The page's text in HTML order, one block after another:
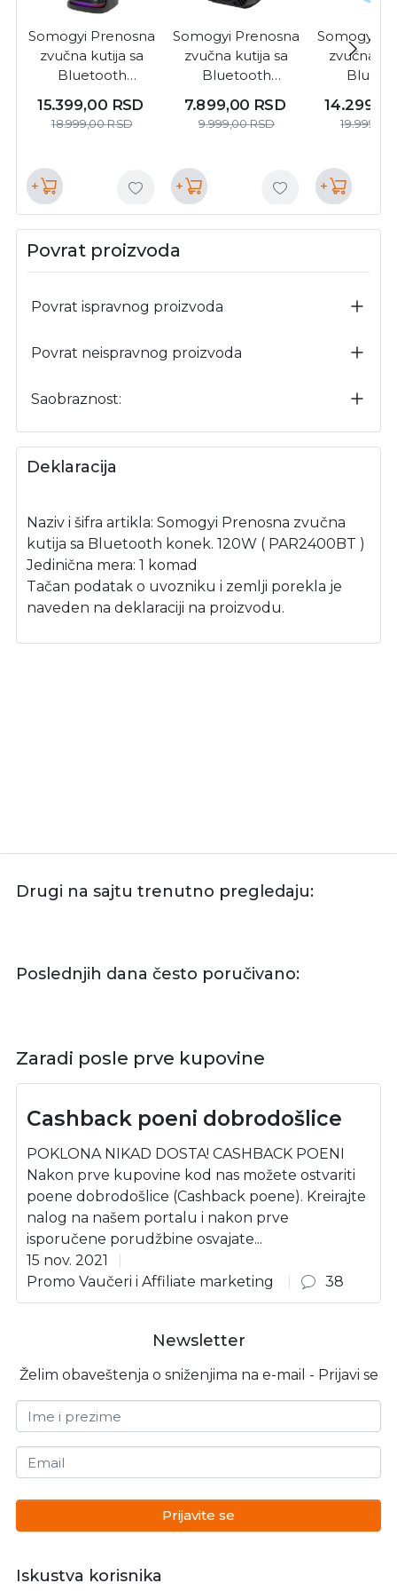
Somogyi Prenosna
zvučna kutija sa
Bluetooth
PAR2100BT )
15.399,00 RSD
18.999,00RSD
+
Somogyi Prenosna
zvučna kutija sa
Bluetooth
PAR20BTC )
7.899,00 RSD
9.999,00RSD
+
Somogyi
zvučna
19.999,00
+
Povrat proizvoda
Povrat ispravnog proizvoda
Povrat neispravnog proizvoda
Saobraznost:
Deklaracija
Naziv i šifra artikla: Somogyi Prenosna zvučna
kutija sa Bluetooth konek. 120W ( PAR2400BT )
Jedinična mera: 1 komad
Tačan podatak o uvozniku i zemlji porekla je
naveden na deklaraciji na proizvodu.
Drugi na sajtu trenutno pregledaju:
Poslednjih dana često poručivano:
Zaradi posle prve kupovine
Cashback poeni dobrodošlice
POKLONA NIKAD DOSTA! CASHBACK POENI
Nakon prve kupovine kod nas možete ostvariti
poene dobrodošlice (Cashback poene). Kreirajte
nalog na našem portalu i nakon prve
isporučene porudžbine osvajate...
15 nov. 2021
Promo Vaučeri i Affiliate marketing
38
Newsletter
Želim obaveštenja o sniženjima na e-mail - Prijavi se
Ime i prezime
Email
Prijavite se
Iskustva korisnika